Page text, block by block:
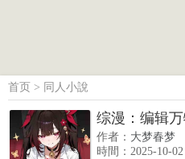
首页 > 同人小說
综漫：编辑
作者： 大梦春梦
時間：2025-10-02